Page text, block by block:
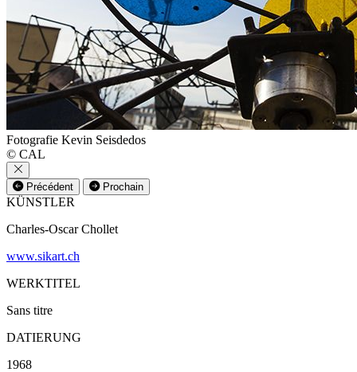
Fotografie Kevin Seisdedos
© CAL
Précédent Prochain
KÜNSTLER
Charles-Oscar Chollet
www.sikart.ch
WERKTITEL
Sans titre
DATIERUNG
1968